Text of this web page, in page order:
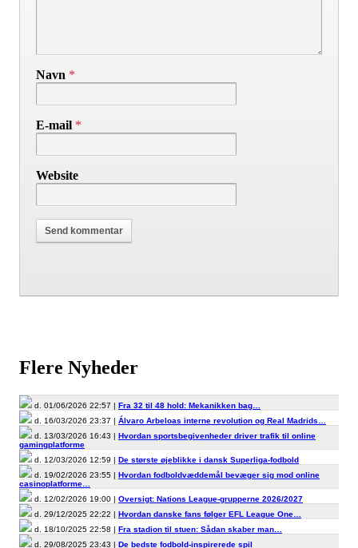
Navn *
E-mail *
Website
Flere Nyheder
d. 01/06/2026 22:57 | Fra 32 til 48 hold: Mekanikken bag…
d. 16/03/2026 23:37 | Álvaro Arbeloas interne revolution og Real Madrids…
d. 13/03/2026 16:43 | Hvordan sportsbegivenheder driver trafik til online
gamingplatforme
d. 12/03/2026 12:59 | De største øjeblikke i dansk Superliga-fodbold
d. 19/02/2026 23:55 | Hvordan fodboldvæddemål bevæger sig mod online
casinoplatforme…
d. 12/02/2026 19:00 | Oversigt: Nations League-grupperne 2026/2027
d. 29/12/2025 22:22 | Hvordan danske fans følger EFL League One…
d. 18/10/2025 22:58 | Fra stadion til stuen: Sådan skaber man…
d. 29/08/2025 23:43 | De bedste fodbold-inspirerede spil